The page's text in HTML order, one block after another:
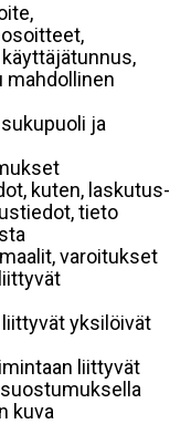
mahdollinen
ja
kuten, laskutus-
tieto
varoitukset
yksilöivät
liittyvät
kuva